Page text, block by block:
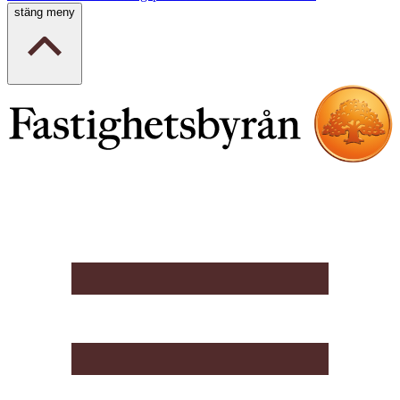
stäng meny